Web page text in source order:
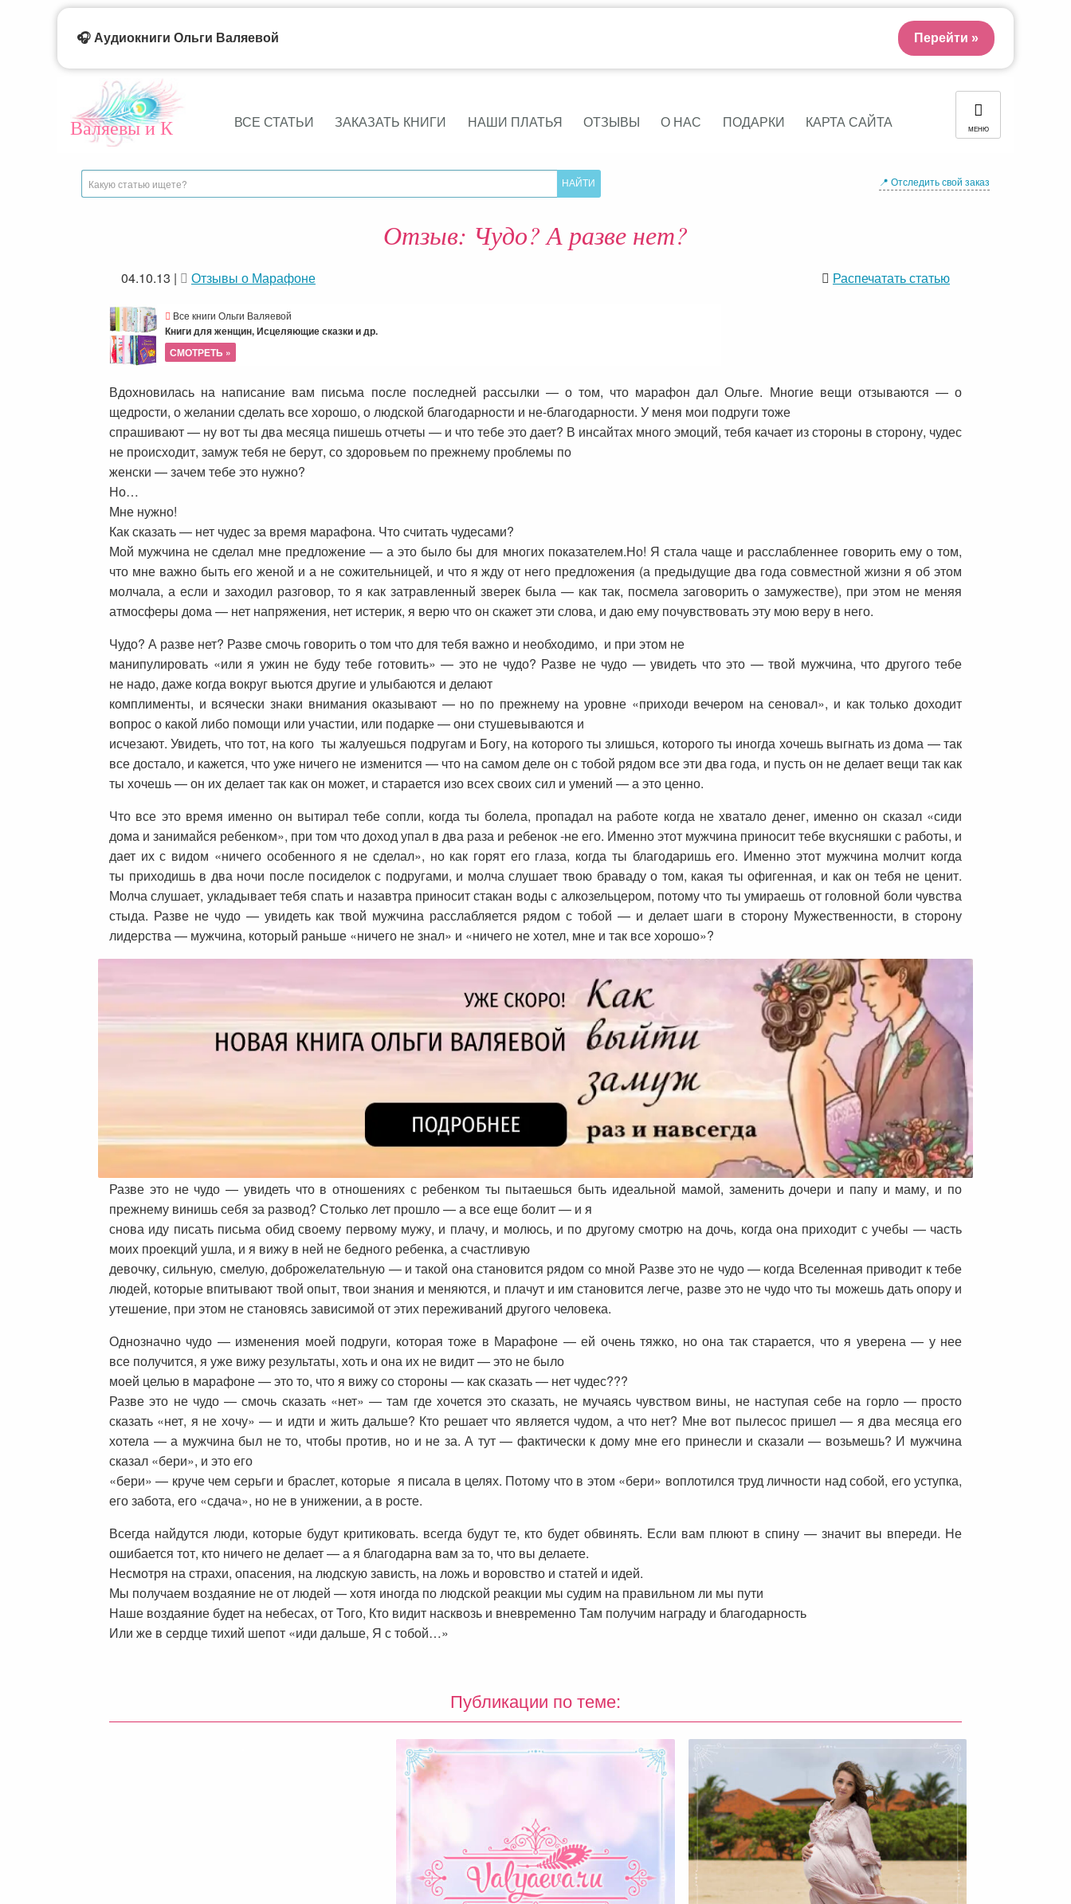
Валяевы и К ВСЕ СТАТЬИ ЗАКАЗАТЬ КНИГИ НАШИ ПЛАТЬЯ ОТЗЫВЫ О НАС ПОДАРКИ КАРТА САЙТА МЕНЮ
📍 Отследить свой заказ
Отзыв: Чудо? А разве нет?
04.10.13 | Отзывы о Марафоне Распечатать статью
Все книги Ольги Валяевой
Книги для женщин, Исцеляющие сказки и др.
СМОТРЕТЬ »
Вдохновилась на написание вам письма после последней рассылки — о том, что марафон дал Ольге. Многие вещи отзываются — о
щедрости, о желании сделать все хорошо, о людской благодарности и не-благодарности. У меня мои подруги тоже
спрашивают — ну вот ты два месяца пишешь отчеты — и что тебе это дает? В инсайтах много эмоций, тебя качает из стороны в сторону, чудес
не происходит, замуж тебя не берут, со здоровьем по прежнему проблемы по
женски — зачем тебе это нужно?
Но…
Мне нужно!
Как сказать — нет чудес за время марафона. Что считать чудесами?
Мой мужчина не сделал мне предложение — а это было бы для многих показателем.Но! Я стала чаще и расслабленнее говорить ему о том,
что мне важно быть его женой и а не сожительницей, и что я жду от него предложения (а предыдущие два года совместной жизни я об этом
молчала, а если и заходил разговор, то я как затравленный зверек была — как так, посмела заговорить о замужестве), при этом не меняя
атмосферы дома — нет напряжения, нет истерик, я верю что он скажет эти слова, и даю ему почувствовать эту мою веру в него.
Чудо? А разве нет? Разве смочь говорить о том что для тебя важно и необходимо, и при этом не
манипулировать «или я ужин не буду тебе готовить» — это не чудо? Разве не чудо — увидеть что это — твой мужчина, что другого тебе
не надо, даже когда вокруг вьются другие и улыбаются и делают
комплименты, и всячески знаки внимания оказывают — но по прежнему на уровне «приходи вечером на сеновал», и как только доходит
вопрос о какой либо помощи или участии, или подарке — они стушевываются и
исчезают. Увидеть, что тот, на кого ты жалуешься подругам и Богу, на которого ты злишься, которого ты иногда хочешь выгнать из дома — так
все достало, и кажется, что уже ничего не изменится — что на самом деле он с тобой рядом все эти два года, и пусть он не делает вещи так как
ты хочешь — он их делает так как он может, и старается изо всех своих сил и умений — а это ценно.
Что все это время именно он вытирал тебе сопли, когда ты болела, пропадал на работе когда не хватало денег, именно он сказал «сиди
дома и занимайся ребенком», при том что доход упал в два раза и ребенок -не его. Именно этот мужчина приносит тебе вкусняшки с работы, и
дает их с видом «ничего особенного я не сделал», но как горят его глаза, когда ты благодаришь его. Именно этот мужчина молчит когда
ты приходишь в два ночи после посиделок с подругами, и молча слушает твою браваду о том, какая ты офигенная, и как он тебя не ценит.
Молча слушает, укладывает тебя спать и назавтра приносит стакан воды с алкозельцером, потому что ты умираешь от головной боли чувства
стыда. Разве не чудо — увидеть как твой мужчина расслабляется рядом с тобой — и делает шаги в сторону Мужественности, в сторону
лидерства — мужчина, который раньше «ничего не знал» и «ничего не хотел, мне и так все хорошо»?
Разве это не чудо — увидеть что в отношениях с ребенком ты пытаешься быть идеальной мамой, заменить дочери и папу и маму, и по
прежнему винишь себя за развод? Столько лет прошло — а все еще болит — и я
снова иду писать письма обид своему первому мужу, и плачу, и молюсь, и по другому смотрю на дочь, когда она приходит с учебы — часть
моих проекций ушла, и я вижу в ней не бедного ребенка, а счастливую
девочку, сильную, смелую, доброжелательную — и такой она становится рядом со мной Разве это не чудо — когда Вселенная приводит к тебе
людей, которые впитывают твой опыт, твои знания и меняются, и плачут и им становится легче, разве это не чудо что ты можешь дать опору и
утешение, при этом не становясь зависимой от этих переживаний другого человека.
Однозначно чудо — изменения моей подруги, которая тоже в Марафоне — ей очень тяжко, но она так старается, что я уверена — у нее
все получится, я уже вижу результаты, хоть и она их не видит — это не было
моей целью в марафоне — это то, что я вижу со стороны — как сказать — нет чудес???
Разве это не чудо — смочь сказать «нет» — там где хочется это сказать, не мучаясь чувством вины, не наступая себе на горло — просто
сказать «нет, я не хочу» — и идти и жить дальше? Кто решает что является чудом, а что нет? Мне вот пылесос пришел — я два месяца его
хотела — а мужчина был не то, чтобы против, но и не за. А тут — фактически к дому мне его принесли и сказали — возьмешь? И мужчина
сказал «бери», и это его
«бери» — круче чем серьги и браслет, которые я писала в целях. Потому что в этом «бери» воплотился труд личности над собой, его уступка,
его забота, его «сдача», но не в унижении, а в росте.
Всегда найдутся люди, которые будут критиковать. всегда будут те, кто будет обвинять. Если вам плюют в спину — значит вы впереди. Не
ошибается тот, кто ничего не делает — а я благодарна вам за то, что вы делаете.
Несмотря на страхи, опасения, на людскую зависть, на ложь и воровство и статей и идей.
Мы получаем воздаяние не от людей — хотя иногда по людской реакции мы судим на правильном ли мы пути
Наше воздаяние будет на небесах, от Того, Кто видит насквозь и вневременно Там получим награду и благодарность
Или же в сердце тихий шепот «иди дальше, Я с тобой…»
Публикации по теме:
🎧 Аудиокниги Ольги Валяевой Перейти »